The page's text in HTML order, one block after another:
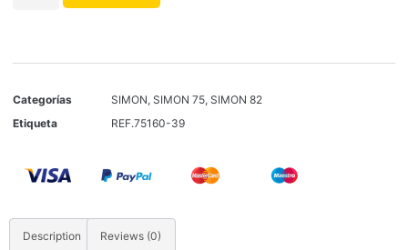
Categorías SIMON, SIMON 75, SIMON 82
Etiqueta
REF.75160-39
Description Reviews (0)